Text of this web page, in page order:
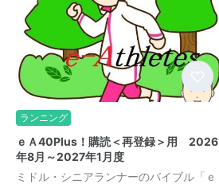
ランニング
ｅＡ40Plus！購読＜再登録＞用 2026
年8月～2027年1月度
ミドル・シニアランナーのバイブル「ｅ